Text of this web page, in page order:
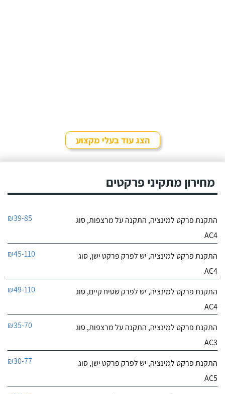
הצג עוד בעלי מקצוע
מחירון מתקיני פרקטים
התקנת פרקט למינציה, התקנה על מרצפות, סוג
AC4
₪39-85
התקנת פרקט למינציה, יש לפרק פרקט ישן, סוג
AC4
₪45-110
התקנת פרקט למינציה, יש לפרק שטיח קיים, סוג
AC4
₪49-110
התקנת פרקט למינציה, התקנה על מרצפות, סוג
AC3
₪35-70
התקנת פרקט למינציה, יש לפרק פרקט ישן, סוג
AC5
₪30-77